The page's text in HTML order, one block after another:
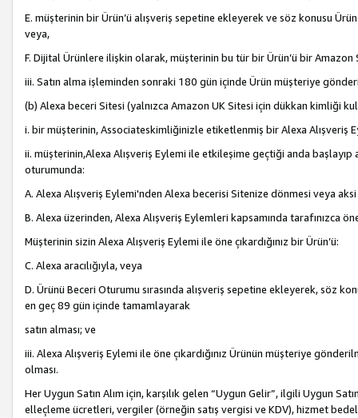
E. müşterinin bir Ürün’ü alışveriş sepetine ekleyerek ve söz konusu
veya,
F. Dijital Ürünlere ilişkin olarak, müşterinin bu tür bir Ürün’ü bir Amazon
iii. Satın alma işleminden sonraki 180 gün içinde Ürün müşteriye
(b) Alexa beceri Sitesi (yalnızca Amazon UK Sitesi için dükkan kimliği
i. bir müşterinin, Associateskimliğinizle etiketlenmiş bir Alexa Alışveriş
ii. müşterinin,Alexa Alışveriş Eylemi ile etkileşime geçtiği anda
oturumunda:
A. Alexa Alışveriş Eylemi'nden Alexa becerisi Sitenize dönmesi veya
B. Alexa üzerinden, Alexa Alışveriş Eylemleri kapsamında tarafınızca
Müşterinin sizin Alexa Alışveriş Eylemi ile öne çıkardığınız bir Ürün’ü:
C. Alexa aracılığıyla, veya
D. Ürünü Beceri Oturumu sırasında alışveriş sepetine ekleyerek, söz
en geç 89 gün içinde tamamlayarak
satın alması; ve
iii. Alexa Alışveriş Eylemi ile öne çıkardığınız Ürünün müşteriye
olması.
Her Uygun Satın Alım için, karşılık gelen “Uygun Gelir”, ilgili Uygun
elleçleme ücretleri, vergiler (örneğin satış vergisi ve KDV), hizmet